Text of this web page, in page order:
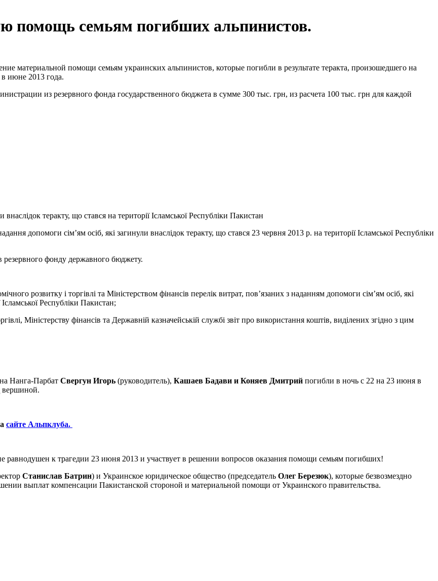
помощь семьям погибших альпинистов.
материальной помощи семьям украинских альпинистов, которые погибли в результате теракта, произошедшего на
июне 2013 года.
из резервного фонда государственного бюджета в сумме 300 тыс. грн, из расчета 100 тыс. грн для каждой
теракту, що стався на території Ісламської Республіки Пакистан
допомоги сім’ям осіб, які загинули внаслідок теракту, що стався 23 червня 2013 р. на території Ісламської Республіки
резервного фонду державного бюджету.
розвитку і торгівлі та Міністерством фінансів перелік витрат, пов’язаних з наданням допомоги сім’ям осіб, які
Республіки Пакистан;
Міністерству фінансів та Державній казначейській службі звіт про використання коштів, виділених згідно з цим
Нанга-Парбат Свергун Игорь (руководитель), Кашаев Бадави и Коняев Дмитрий погибли в ночь с 22 на 23 июня в
вершиной.
сайте Альпклуба.
равнодушен к трагедии 23 июня 2013 и участвует в решении вопросов оказания помощи семьям погибших!
Станислав Батрин) и Украинское юридическое общество (председатель Олег Березюк), которые безвозмездно
выплат компенсации Пакистанской стороной и материальной помощи от Украинского правительства.